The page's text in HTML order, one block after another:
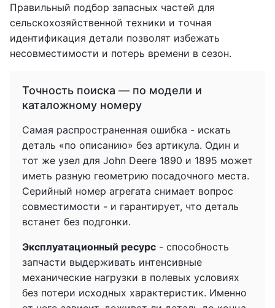
Правильный подбор запасных частей для
сельскохозяйственной техники и точная
идентификация детали позволят избежать
несовместимости и потерь времени в сезон.
Точность поиска — по модели и
каталожному номеру
Самая распространенная ошибка - искать
деталь «по описанию» без артикула. Один и
тот же узел для John Deere 1890 и 1895 может
иметь разную геометрию посадочного места.
Серийный номер агрегата снимает вопрос
совместимости - и гарантирует, что деталь
встанет без подгонки.
Эксплуатационный ресурс - способность
запчасти выдерживать интенсивные
механические нагрузки в полевых условиях
без потери исходных характеристик. Именно